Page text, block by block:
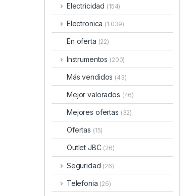
Electricidad (154)
Electronica (1.039)
En oferta (22)
Instrumentos (200)
Más vendidos (43)
Mejor valorados (46)
Mejores ofertas (32)
Ofertas (15)
Outlet JBC (26)
Seguridad (26)
Telefonia (26)